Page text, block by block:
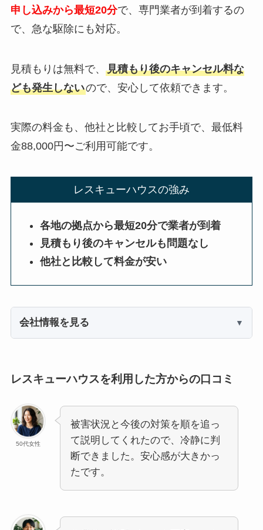
申し込みから最短20分で、専門業者が到着するの
で、急な駆除にも対応。
見積もりは無料で、 見積もり後のキャンセル料な
ども発生しないので、安心して依頼できます。
実際の料金も、他社と比較してお手頃で、最低料
金88,000円〜ご利用可能です。
レスキューハウスの強み
各地の拠点から最短20分で業者が到着
見積もり後のキャンセルも問題なし
他社と比較して料金が安い
会社情報を見る
レスキューハウスを利用した方からの口コミ
50代女性
被害状況と今後の対策を順を追っ
て説明してくれたので、冷静に判
断できました。安心感が大きかっ
たです。